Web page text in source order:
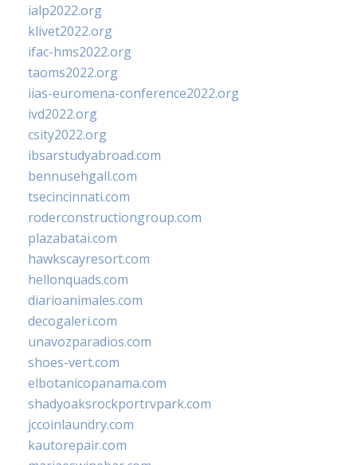
ialp2022.org
klivet2022.org
ifac-hms2022.org
taoms2022.org
iias-euromena-conference2022.org
ivd2022.org
csity2022.org
ibsarstudyabroad.com
bennusehgall.com
tsecincinnati.com
roderconstructiongroup.com
plazabatai.com
hawkscayresort.com
hellonquads.com
diarioanimales.com
decogaleri.com
unavozparadios.com
shoes-vert.com
elbotanicopanama.com
shadyoaksrockportrvpark.com
jccoinlaundry.com
kautorepair.com